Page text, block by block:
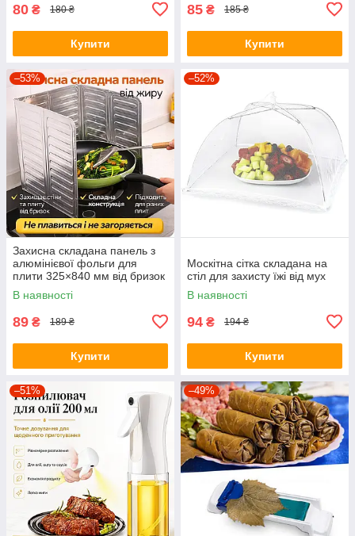
80 ₴ 180 ₴
Купити
85 ₴ 185 ₴
Купити
–53%
Захисна складана панель з
алюмінієвої фольги для
плити 325×840 мм від бризок
жиру
В наявності
89 ₴ 189 ₴
Купити
–52%
Москітна сітка складана на
стіл для захисту їжі від мух
В наявності
94 ₴ 194 ₴
Купити
–51% –49%